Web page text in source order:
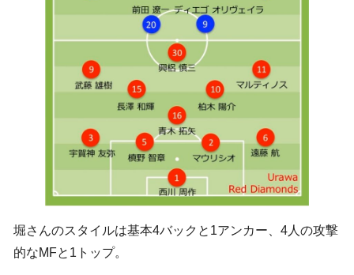
堀さんのスタイルは基本4バックと1アンカー、4人の攻撃
的なMFと1トップ。